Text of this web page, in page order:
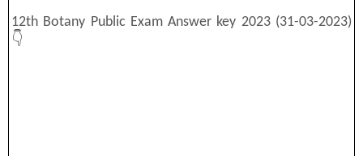
12th Botany Public Exam Answer key 2023 (31-03-2023)
👇